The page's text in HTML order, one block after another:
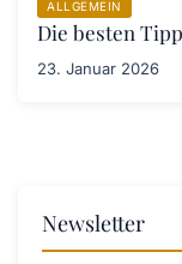
ALLGEMEIN
Die besten
23. Januar 2026
Newsletter